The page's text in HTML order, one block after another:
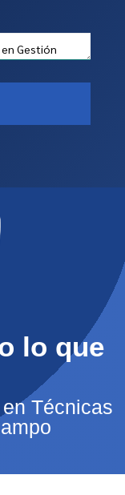
lo que
Técnicas